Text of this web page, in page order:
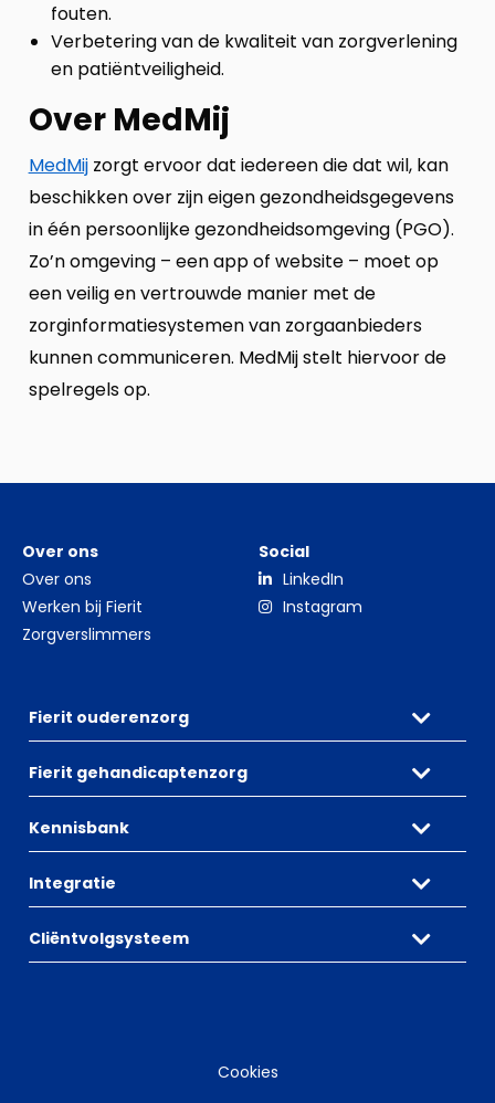
fouten.
Verbetering van de kwaliteit van zorgverlening
en patiëntveiligheid.
Over MedMij
MedMijzorgt ervoor dat iedereen die dat wil, kan
beschikken over zijn eigen gezondheidsgegevens
in één persoonlijke gezondheidsomgeving (PGO).
Zo’n omgeving – een app of website – moet op
een veilig en vertrouwde manier met de
zorginformatiesystemen van zorgaanbieders
kunnen communiceren. MedMij stelt hiervoor de
spelregels op.
Over ons
Over ons
Werken bij Fierit
Zorgverslimmers
Social
LinkedIn
Instagram
Fierit ouderenzorg
Fierit gehandicaptenzorg
Kennisbank
Integratie
Cliëntvolgsysteem
Cookies